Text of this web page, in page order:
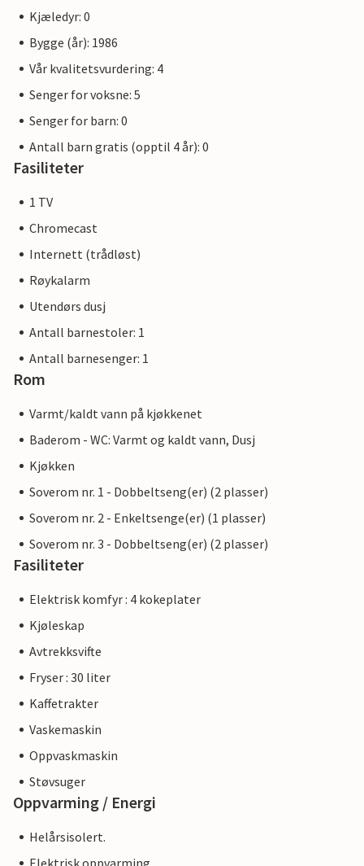
Kjæledyr: 0
Bygge (år): 1986
Vår kvalitetsvurdering: 4
Senger for voksne: 5
Senger for barn: 0
Antall barn gratis (opptil 4 år): 0
Fasiliteter
1 TV
Chromecast
Internett (trådløst)
Røykalarm
Utendørs dusj
Antall barnestoler: 1
Antall barnesenger: 1
Rom
Varmt/kaldt vann på kjøkkenet
Baderom - WC: Varmt og kaldt vann, Dusj
Kjøkken
Soverom nr. 1 - Dobbeltseng(er) (2 plasser)
Soverom nr. 2 - Enkeltsenge(er) (1 plasser)
Soverom nr. 3 - Dobbeltseng(er) (2 plasser)
Fasiliteter
Elektrisk komfyr : 4 kokeplater
Kjøleskap
Avtrekksvifte
Fryser : 30 liter
Kaffetrakter
Vaskemaskin
Oppvaskmaskin
Støvsuger
Oppvarming / Energi
Helårsisolert.